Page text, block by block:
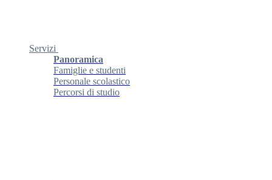
Servizi
Panoramica
Famiglie e studenti
Personale scolastico
Percorsi di studio